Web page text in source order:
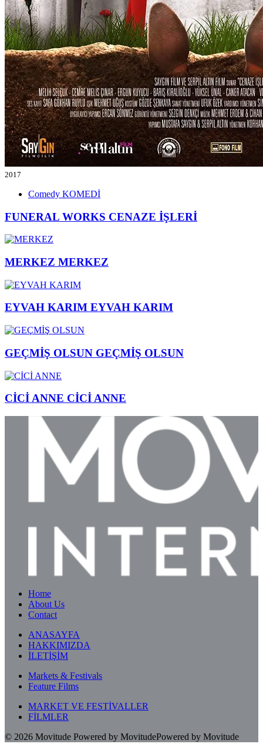
2017
Comedy KOMEDİ
FUNERAL WORKS CENAZE İŞLERİ
MERKEZ MERKEZ
EYVAH KARIM EYVAH KARIM
GEÇMİŞ OLSUN GEÇMİŞ OLSUN
CİCİ ANNE CİCİ ANNE
Home
About Us
Contact
ANASAYFA
HAKKIMIZDA
İLETİŞİM
Markets & Festivals
Feature Films
MARKET VE FESTİVALLER
FİLMLER
© 2026 Movitude Powered by MovitudePowered by Movitude